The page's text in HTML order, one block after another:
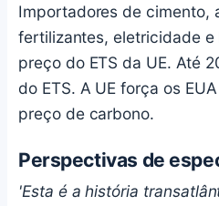
Importadores de cimento,
fertilizantes, eletricidade
preço do ETS da UE. Até
do ETS. A UE força os
preço de carbono.
Perspectivas de
'Esta é a história